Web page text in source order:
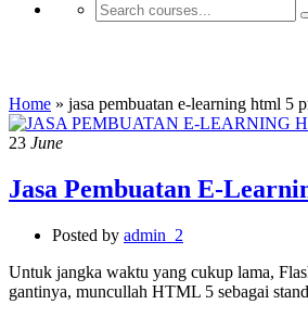
Home » jasa pembuatan e-learning html 5
23 June
Jasa Pembuatan E-
Posted by admin_2
Untuk jangka waktu yang cukup lama,
gantinya, muncullah HTML 5 sebagai